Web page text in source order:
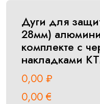
Дуги для
28мм)
комплекте с
накладками
0,00 ₽
0,00€